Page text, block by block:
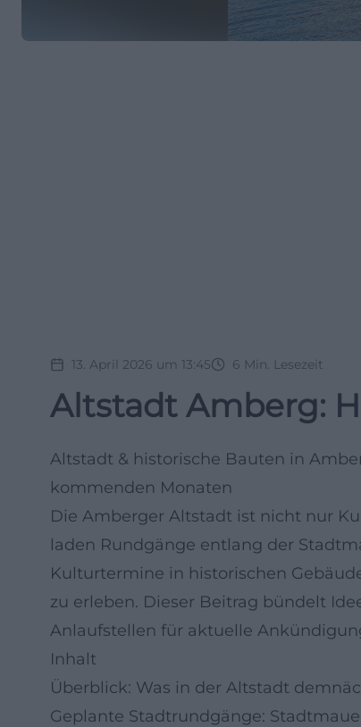
13. April 2026 um 13:45 6 Min. Lesezeit
Altstadt Amberg:
Altstadt & historische Bauten in
kommenden Monaten
Die Amberger Altstadt ist nicht nur
laden Rundgänge entlang der
Kulturtermine in historischen
zu erleben. Dieser Beitrag bündelt
Anlaufstellen für aktuelle
Inhalt
Überblick: Was in der Altstadt
Geplante Stadtrundgänge: